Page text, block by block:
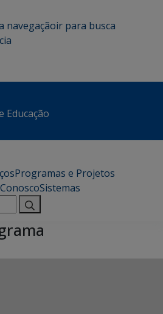
navegaçãoir para busca
Educação
Programas e Projetos
Sistemas